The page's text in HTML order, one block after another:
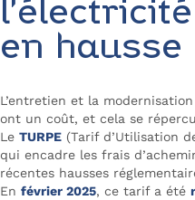
en hausse
L’entretien et la
ont un coût, et cela se
Le TURPE (Tarif d’Utilisation
qui encadre les frais
récentes hausses
En février 2025, ce tarif a été